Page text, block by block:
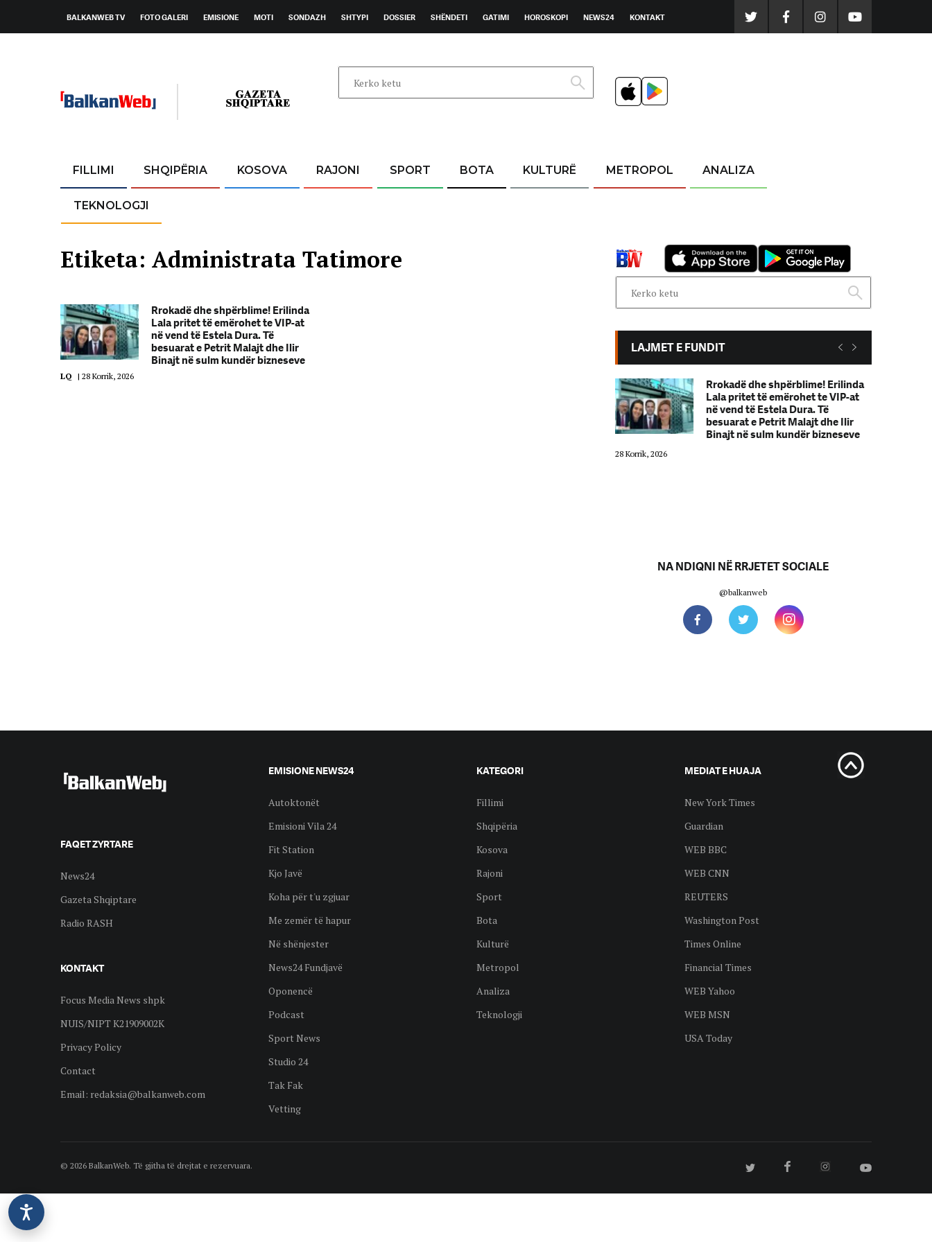
BALKANWEB TV FOTO GALERI EMISIONE MOTI SONDAZH SHTYPI DOSSIER SHËNDETI GATIMI HOROSKOPI NEWS24 KONTAKT
FILLIMI SHQIPËRIA KOSOVA RAJONI SPORT BOTA KULTURË METROPOL ANALIZA
TEKNOLOGJI
Etiketa: Administrata Tatimore
Rrokadë dhe shpërblime! Erilinda
Lala pritet të emërohet te VIP-at
në vend të Estela Dura. Të
besuarat e Petrit Malajt dhe Ilir
Binajt në sulm kundër bizneseve
LQ | 28 Korrik, 2026
LAJMET E FUNDIT
Rrokadë dhe shpërblime! Erilinda
Lala pritet të emërohet te VIP-at
në vend të Estela Dura. Të
besuarat e Petrit Malajt dhe Ilir
Binajt në sulm kundër bizneseve
28 Korrik, 2026
NA NDIQNI NË RRJETET SOCIALE
@balkanweb
FAQET ZYRTARE
News24
Gazeta Shqiptare
Radio RASH
KONTAKT
Focus Media News shpk
NUIS/NIPT K21909002K
Privacy Policy
Contact
Email: redaksia@balkanweb.com
EMISIONE NEWS24
Autoktonët
Emisioni Vila 24
Fit Station
Kjo Javë
Koha për t'u zgjuar
Me zemër të hapur
Në shënjester
News24 Fundjavë
Oponencë
Podcast
Sport News
Studio 24
Tak Fak
Vetting
KATEGORI
Fillimi
Shqipëria
Kosova
Rajoni
Sport
Bota
Kulturë
Metropol
Analiza
Teknologji
MEDIAT E HUAJA
New York Times
Guardian
WEB BBC
WEB CNN
REUTERS
Washington Post
Times Online
Financial Times
WEB Yahoo
WEB MSN
USA Today
© 2026 BalkanWeb. Të gjitha të drejtat e rezervuara.